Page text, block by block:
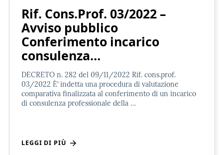
Rif. Cons.Prof. 03/2022 –
Avviso pubblico
Conferimento incarico
consulenza…
DECRETO n. 282 del 09/11/2022 Rif. cons.prof.
03/2022 È’ indetta una procedura di valutazione
comparativa finalizzata al conferimento di un incarico
di consulenza professionale della …
LEGGI DI PIÙ